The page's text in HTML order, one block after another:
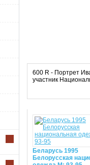
600 R - Портрет
участник
Беларусь 1995
Белорусская